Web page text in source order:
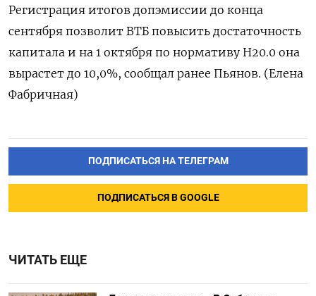
Регистрация итогов допэмиссии до конца
сентября позволит ВТБ повысить достаточность
капитала и на 1 октября по нормативу Н20.0 она
вырастет до 10,0%, сообщал ранее Пьянов. (Елена
Фабричная)
ПОДПИСАТЬСЯ НА ТЕЛЕГРАМ
ПОДПИСАТЬСЯ В GOOGLE
ЧИТАТЬ ЕЩЕ